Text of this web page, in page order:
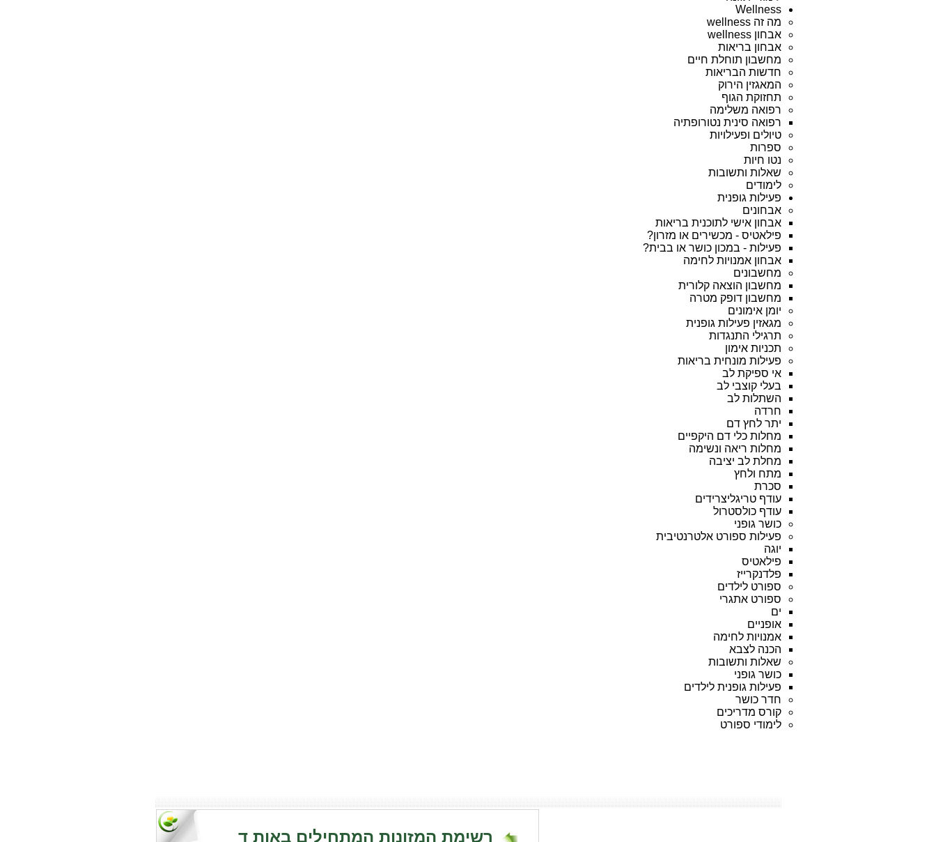
Wellness
מה זה wellness
אבחון wellness
אבחון בריאות
מחשבון תוחלת חיים
חדשות הבריאות
המאגזין הירוק
תחזוקת הגוף
רפואה משלימה
רפואה סינית נטורופתיה
טיולים ופעילויות
ספרות
נטו חיות
שאלות ותשובות
לימודים
פעילות גופנית
אבחונים
אבחון אישי לתוכנית בריאות
פילאטיס - מכשירים או מזרון?
פעילות - במכון כושר או בבית?
אבחון אמנויות לחימה
מחשבונים
מחשבון הוצאה קלורית
מחשבון דופק מטרה
יומן אימונים
מגאזין פעילות גופנית
תרגילי התנגדות
תכניות אימון
פעילות מונחית בריאות
אי ספיקת לב
בעלי קוצבי לב
השתלות לב
חרדה
יתר לחץ דם
מחלות כלי דם היקפיים
מחלות ריאה ונשימה
מחלת לב יציבה
מתח ולחץ
סכרת
עודף טריגליצרידים
עודף כולסטרול
כושר גופני
פעילות ספורט אלטרנטיבית
יוגה
פילאטיס
פלדנקרייז
ספורט לילדים
ספורט אתגרי
ים
אופניים
אמנויות לחימה
הכנה לצבא
שאלות ותשובות
כושר גופני
פעילות גופנית לילדים
חדר כושר
קורס מדריכים
לימודי ספורט
רשימת המזונות המתחילים באות ד